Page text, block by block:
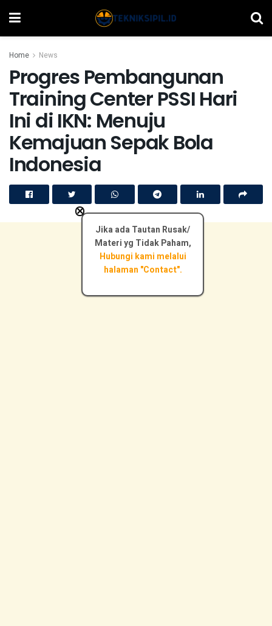
Home News
Progres Pembangunan
Training Center PSSI Hari
Ini di IKN: Menuju
Kemajuan Sepak Bola
Indonesia
Jika ada Tautan Rusak/
Materi yg Tidak Paham,
Hubungi kami melalui
halaman "Contact".
×